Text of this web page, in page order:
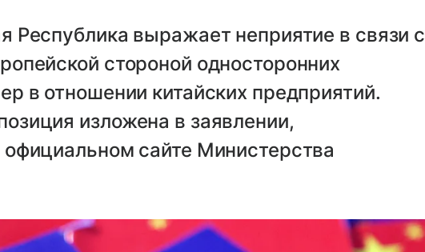
Республика выражает неприятие в связи с
стороной односторонних
в отношении китайских предприятий.
изложена в заявлении,
сайте Министерства